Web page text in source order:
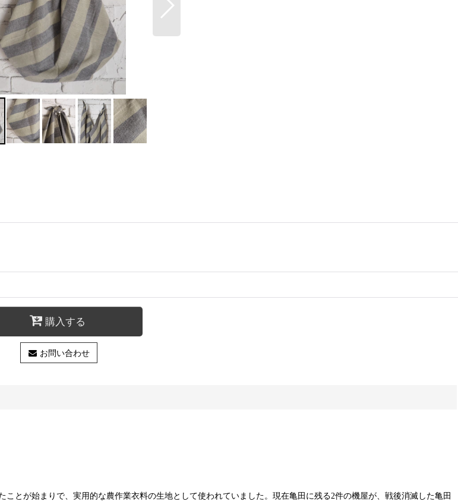
購入する
お問い合わせ
とが始まりで、実用的な農作業衣料の生地として使われていました。現在亀田に残る2件の機屋が、戦後消滅した亀田